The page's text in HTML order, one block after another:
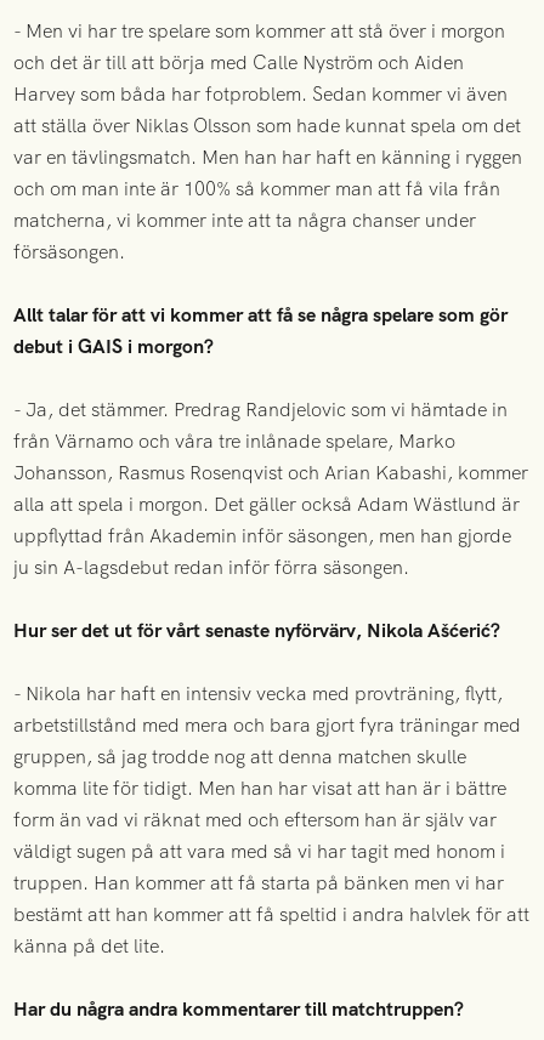
- Men vi har tre spelare som kommer att stå över i morgon
och det är till att börja med Calle Nyström och Aiden
Harvey som båda har fotproblem. Sedan kommer vi även
att ställa över Niklas Olsson som hade kunnat spela om det
var en tävlingsmatch. Men han har haft en känning i ryggen
och om man inte är 100% så kommer man att få vila från
matcherna, vi kommer inte att ta några chanser under
försäsongen.
Allt talar för att vi kommer att få se några spelare som gör
debut i GAIS i morgon?
- Ja, det stämmer. Predrag Randjelovic som vi hämtade in
från Värnamo och våra tre inlånade spelare, Marko
Johansson, Rasmus Rosenqvist och Arian Kabashi, kommer
alla att spela i morgon. Det gäller också Adam Wästlund är
uppflyttad från Akademin inför säsongen, men han gjorde
ju sin A-lagsdebut redan inför förra säsongen.
Hur ser det ut för vårt senaste nyförvärv, Nikola Ašćerić?
- Nikola har haft en intensiv vecka med provträning, flytt,
arbetstillstånd med mera och bara gjort fyra träningar med
gruppen, så jag trodde nog att denna matchen skulle
komma lite för tidigt. Men han har visat att han är i bättre
form än vad vi räknat med och eftersom han är själv var
väldigt sugen på att vara med så vi har tagit med honom i
truppen. Han kommer att få starta på bänken men vi har
bestämt att han kommer att få speltid i andra halvlek för att
känna på det lite.
Har du några andra kommentarer till matchtruppen?